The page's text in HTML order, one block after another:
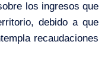
los ingresos que
debido a que
recaudaciones